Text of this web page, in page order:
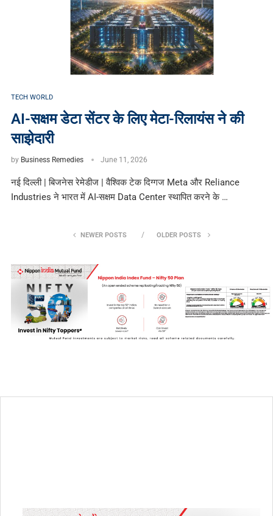
TECH WORLD
AI-सक्षम डेटा सेंटर के लिए मेटा-रिलायंस ने की
साझेदारी
by Business Remedies June 11, 2026
नई दिल्ली | बिजनेस रेमेडीज | वैश्विक टेक दिग्गज Meta और Reliance
Industries ने भारत में AI-सक्षम Data Center स्थापित करने के …
NEWER POSTS OLDER POSTS